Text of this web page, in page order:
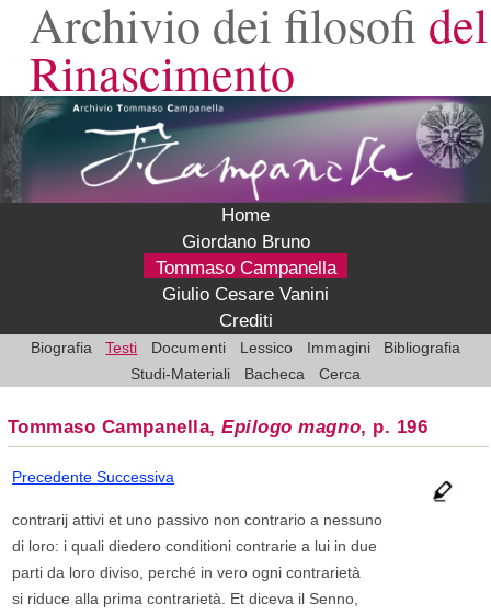
Archivio dei filosofi del
Rinascimento
Home
Giordano Bruno
Tommaso Campanella
Giulio Cesare Vanini
Crediti
Biografia Testi Documenti Lessico Immagini
Bibliografia
Studi-Materiali
Bacheca Cerca
Tommaso Campanella,Epilogo magno, p. 196
PrecedenteSuccessiva
contrarij attivi et uno passivo non contrario a nessuno
di loro: i quali diedero conditioni contrarie a lui in due
parti da loro diviso, perché in vero ogni contrarietà
si riduce alla prima contrarietà. Et diceva il Senno,